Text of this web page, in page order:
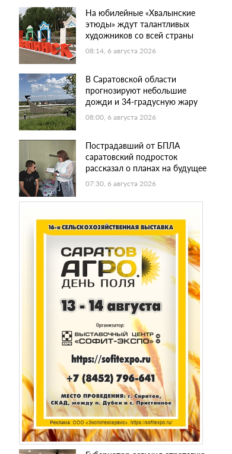
На юбилейные «Хвалынские
этюды» ждут талантливых
художников со всей страны
08:14, 6 августа 2026
В Саратовской области
прогнозируют небольшие
дожди и 34-градусную жару
08:00, 6 августа 2026
Пострадавший от БПЛА
саратовский подросток
рассказал о планах на будущее
07:30, 6 августа 2026